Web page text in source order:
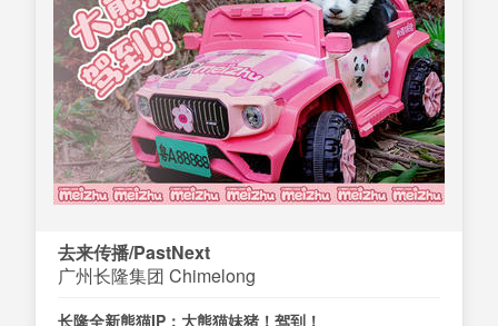
去来传播/PastNext
广州长隆集团 Chimelong
长隆全新熊猫IP：大熊猫妹猪！驾到！